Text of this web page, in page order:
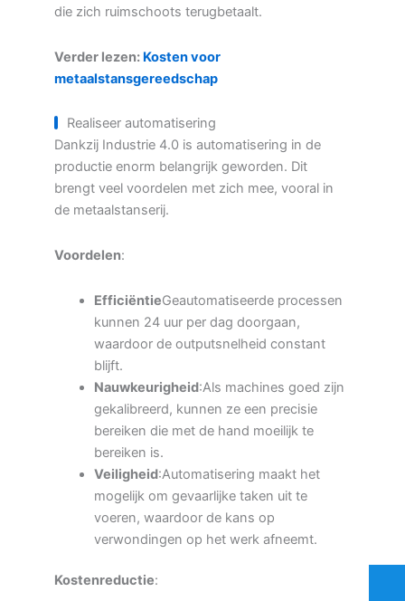
die zich ruimschoots terugbetaalt.
Verder lezen: Kosten voor
metaalstansgereedschap
Realiseer automatisering
Dankzij Industrie 4.0 is automatisering in de
productie enorm belangrijk geworden. Dit
brengt veel voordelen met zich mee, vooral in
de metaalstanserij.
Voordelen:
EfficiëntieGeautomatiseerde processen
kunnen 24 uur per dag doorgaan,
waardoor de outputsnelheid constant
blijft.
Nauwkeurigheid:Als machines goed zijn
gekalibreerd, kunnen ze een precisie
bereiken die met de hand moeilijk te
bereiken is.
Veiligheid:Automatisering maakt het
mogelijk om gevaarlijke taken uit te
voeren, waardoor de kans op
verwondingen op het werk afneemt.
Kostenreductie: